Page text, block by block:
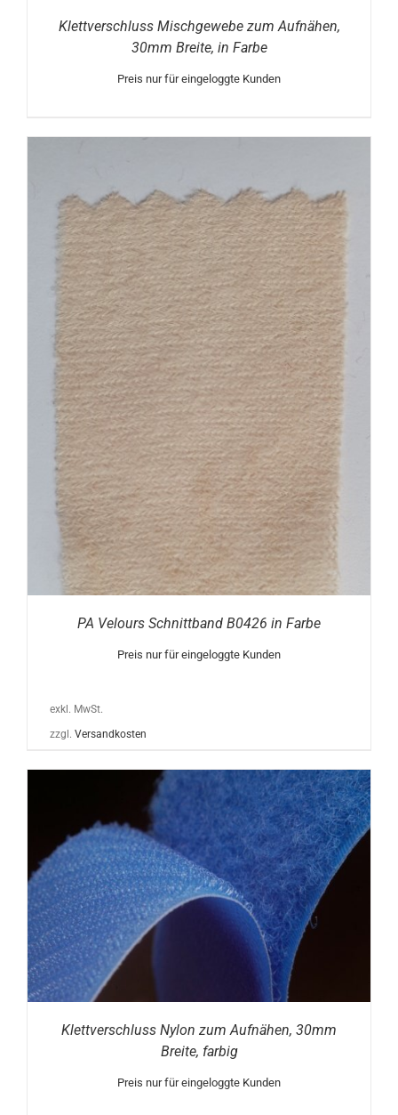
Klettverschluss Mischgewebe zum Aufnähen,
30mm Breite, in Farbe
Preis nur für eingeloggte Kunden
PA Velours Schnittband B0426 in Farbe
Preis nur für eingeloggte Kunden
exkl. MwSt.
zzgl. Versandkosten
Klettverschluss Nylon zum Aufnähen, 30mm
Breite, farbig
Preis nur für eingeloggte Kunden